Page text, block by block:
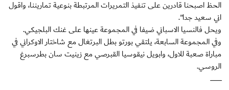
الحظ اصبحنا قادرين على تنفيذ التمريرات المرتبطة بنوعية تماريننا، واقول
اني سعيد جدا".
ويحل فالنسيا الاسباني ضيفا في المجموعة عينها على غنك البلجيكي.
وفي المجموعة السابعة، يلتقي بورتو بطل البرتغال مع شاختار الاوكراني في
مباراة صعبة للاول، وابويل نيقوسيا القبرصي مع زينيت سان بطرسبرغ
الروسي.
ــــــــــــــــــــــ